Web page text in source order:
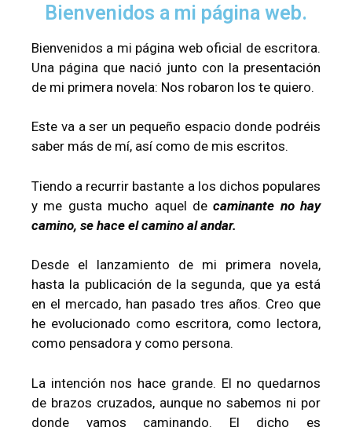
Bienvenidos a mi página web.
Bienvenidos a mi página web oficial de escritora.
Una página que nació junto con la presentación
de mi primera novela: Nos robaron los te quiero.
Este va a ser un pequeño espacio donde podréis
saber más de mí, así como de mis escritos.
Tiendo a recurrir bastante a los dichos populares
y me gusta mucho aquel decaminante no hay
camino, se hace el camino al andar.
Desde el lanzamiento de mi primera novela,
hasta la publicación de la segunda, que ya está
en el mercado, han pasado tres años. Creo que
he evolucionado como escritora, como lectora,
como pensadora y como persona.
La intención nos hace grande. El no quedarnos
de brazos cruzados, aunque no sabemos ni por
donde vamos caminando. El dicho es